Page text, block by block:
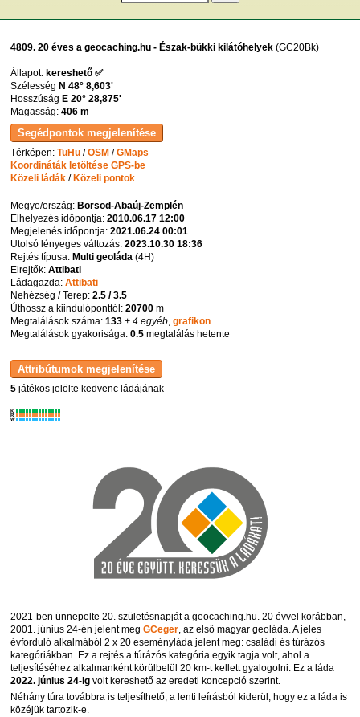
4809. 20 éves a geocaching.hu - Észak-bükki kilátóhelyek (GC20Bk)
Állapot: kereshető ✅
Szélesség N 48° 8,603'
Hosszúság E 20° 28,875'
Magasság:406 m
Térképen:TuHu /OSM /GMaps
Koordináták letöltése GPS-be
Közeli ládák / Közeli pontok
Megye/ország: Borsod-Abaúj-Zemplén
Elhelyezés időpontja:2010.06.17 12:00
Megjelenés időpontja:2021.06.24 00:01
Utolsó lényeges változás:2023.10.30 18:36
Rejtés típusa: Multi geoláda (4H)
Elrejtők:Attibati
Ládagazda:Attibati
Nehézség / Terep:2.5 / 3.5
Úthossz a kiindulóponttól:20700 m
Megtalálások száma:133 + 4 egyéb,grafikon
Megtalálások gyakorisága:0.5 megtalálás hetente
5 játékos jelölte kedvenc ládájának
K
R
W
2021-ben ünnepelte 20. születésnapját a geocaching.hu. 20 évvel korábban,
2001. június 24-én jelent megGCeger, az első magyar geoláda. A jeles
évforduló alkalmából 2 x 20 eseményláda jelent meg: családi és túrázós
kategóriákban. Ez a rejtés a túrázós kategória egyik tagja volt, ahol a
teljesítéséhez alkalmanként körülbelül 20 km-t kellett gyalogolni. Ez a láda
2022. június 24-igvolt kereshető az eredeti koncepció szerint.
Néhány túra továbbra is teljesíthető, a lenti leírásból kiderül, hogy ez a láda is
közéjük tartozik-e.